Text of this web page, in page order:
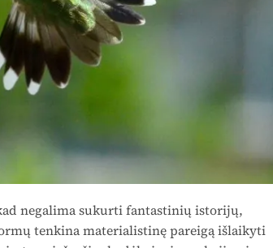
negalima sukurti fantastinių istorijų,
tenkina materialistinę pareigą išlaikyti